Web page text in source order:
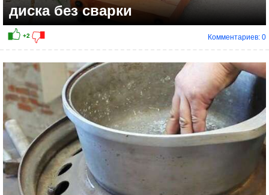
диска без сварки
Комментариев: 0